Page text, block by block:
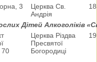
3
Церква Св.
Андрія
Дітей Алкоголіків
70
Церква Різдва
Пресвятої
Богородиці